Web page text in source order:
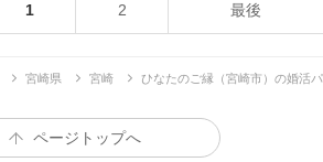
1 2 最後
宮崎県 宮崎 ひなたのご縁（宮崎市）の婚活
ページトップへ